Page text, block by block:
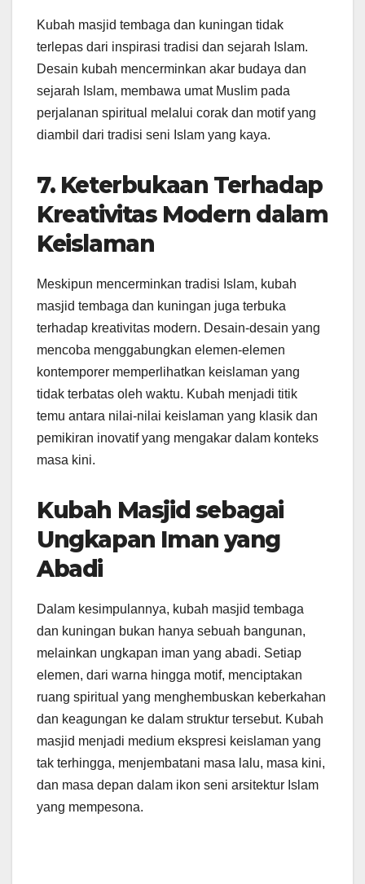
Kubah masjid tembaga dan kuningan tidak
terlepas dari inspirasi tradisi dan sejarah Islam.
Desain kubah mencerminkan akar budaya dan
sejarah Islam, membawa umat Muslim pada
perjalanan spiritual melalui corak dan motif yang
diambil dari tradisi seni Islam yang kaya.
7. Keterbukaan Terhadap
Kreativitas Modern dalam
Keislaman
Meskipun mencerminkan tradisi Islam, kubah
masjid tembaga dan kuningan juga terbuka
terhadap kreativitas modern. Desain-desain yang
mencoba menggabungkan elemen-elemen
kontemporer memperlihatkan keislaman yang
tidak terbatas oleh waktu. Kubah menjadi titik
temu antara nilai-nilai keislaman yang klasik dan
pemikiran inovatif yang mengakar dalam konteks
masa kini.
Kubah Masjid sebagai
Ungkapan Iman yang
Abadi
Dalam kesimpulannya, kubah masjid tembaga
dan kuningan bukan hanya sebuah bangunan,
melainkan ungkapan iman yang abadi. Setiap
elemen, dari warna hingga motif, menciptakan
ruang spiritual yang menghembuskan keberkahan
dan keagungan ke dalam struktur tersebut. Kubah
masjid menjadi medium ekspresi keislaman yang
tak terhingga, menjembatani masa lalu, masa kini,
dan masa depan dalam ikon seni arsitektur Islam
yang mempesona.